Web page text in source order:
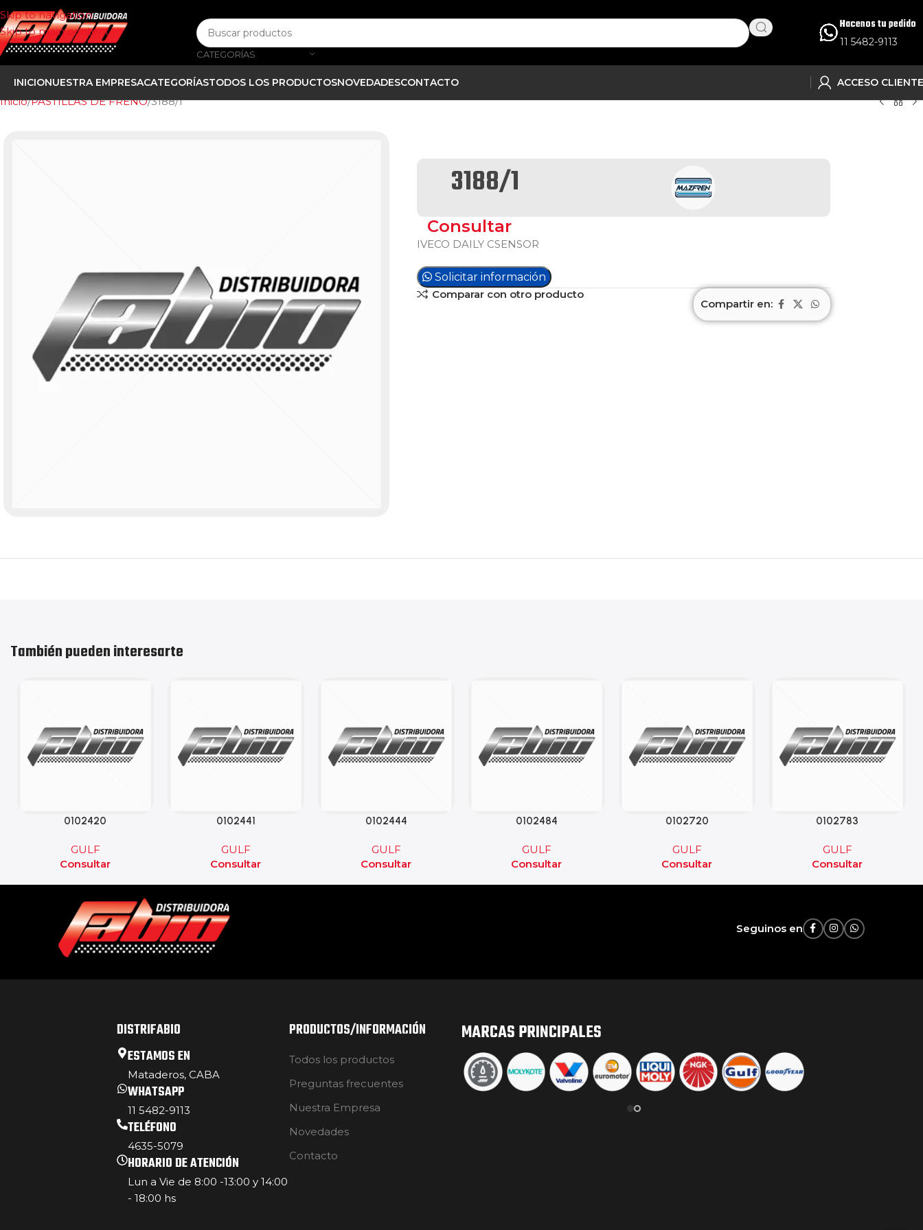
Skip to navigation
Skip to main content
CATEGORÍAS
Hacenos tu pedido
11 5482-9113
INICIONUESTRA EMPRESACATEGORÍASTODOS LOS PRODUCTOSNOVEDADESCONTACTO ACCESO
Inicio PASTILLAS DE FRENO 3188/1
3188/1
Consultar
IVECO DAILY CSENSOR
Solicitar información
Comparar con otro producto
Compartir en:
También pueden interesarte
0102420
GULF
Consultar
0102441
GULF
Consultar
0102444
GULF
Consultar
0102484
GULF
Consultar
0102720
GULF
Consultar
0102783
GULF
Consultar
Seguinos en
DISTRIFABIO
ESTAMOS EN
Mataderos, CABA
WHATSAPP
11 5482-9113
TELÉFONO
4635-5079
HORARIO DE ATENCIÓN
Lun a Vie de 8:00 -13:00 y 14:00
- 18:00 hs
PRODUCTOS/INFORMACIÓN
Todos los productos
Preguntas frecuentes
Nuestra Empresa
Novedades
Contacto
MARCAS PRINCIPALES